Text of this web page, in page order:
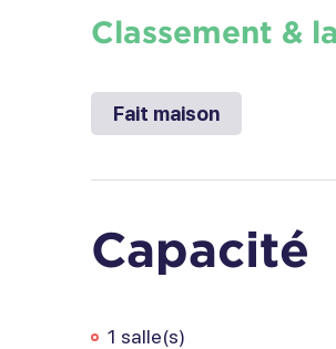
Classement &
Fait maison
Capacité
1 salle(s)